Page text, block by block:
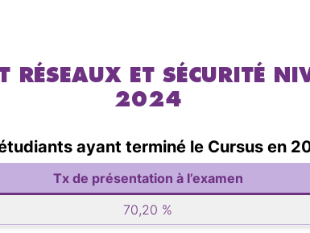
RÉSEAUX ET SÉCURITÉ
2024
ayant terminé le Cursus en
Tx de présentation à l’examen
70,20 %